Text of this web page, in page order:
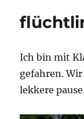
Ich bin mit
gefahren.
lekkere